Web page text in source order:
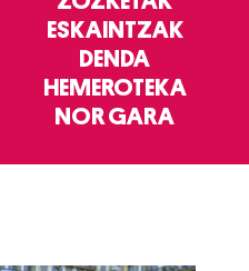
ESKAINTZAK
DENDA
HEMEROTEKA
NOR GARA